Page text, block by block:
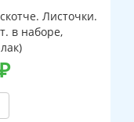
Листочки.
в наборе,